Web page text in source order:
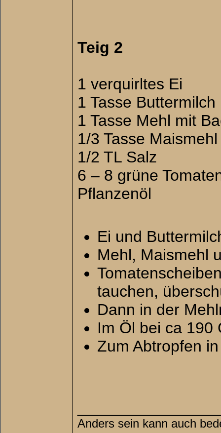
Teig 2
1 verquirltes Ei
1 Tasse Buttermilch
1 Tasse Mehl mit
1/3 Tasse Maismehl
1/2 TL Salz
6 – 8 grüne
Pflanzenöl
Ei und
Mehl, Maismehl
tauchen,
Dann in der
Im Öl bei ca 190
Zum Abtropfen
Anders sein kann auch